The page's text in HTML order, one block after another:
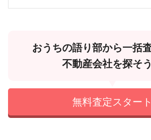
おうちの語り部から一括査
不動産会社を探そ
無料査定スタート